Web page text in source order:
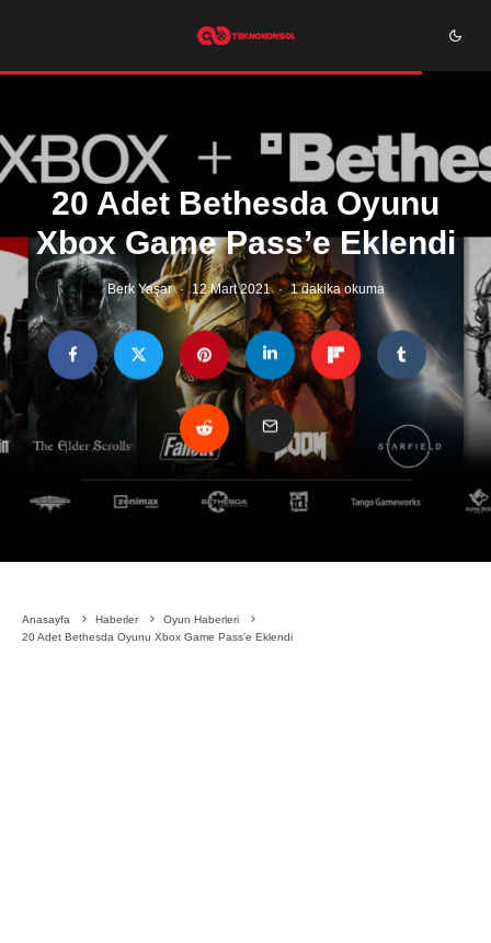
20 Adet Bethesda Oyunu
Xbox Game Pass’e Eklendi
Berk Yaşar · 12 Mart 2021 · 1 dakika okuma
Anasayfa Haberler
Oyun Haberleri
20 Adet Bethesda Oyunu Xbox Game Pass’e Eklendi